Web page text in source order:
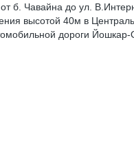
б. Чавайна до ул.
высотой 40м в
дороги